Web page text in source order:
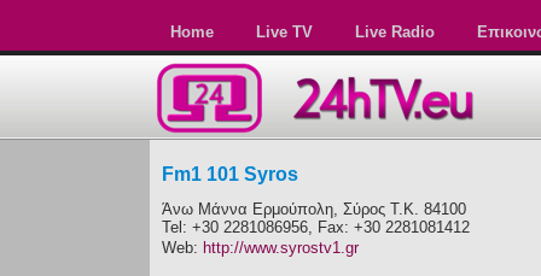
Home Live TV Live Radio
Fm1 101 Syros
Άνω Μάννα Ερμούπολη, Σύρος Τ.Κ. 84100
Tel: +30 2281086956, Fax: +30 2281081412
Web: http://www.syrostv1.gr